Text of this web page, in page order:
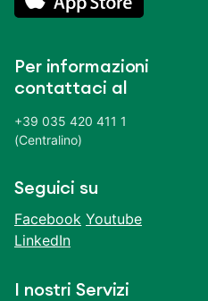
Per informazioni
contattaci al
+39 035 420 411 1
(Centralino)
Seguici su
Facebook Youtube
LinkedIn
I nostri Servizi